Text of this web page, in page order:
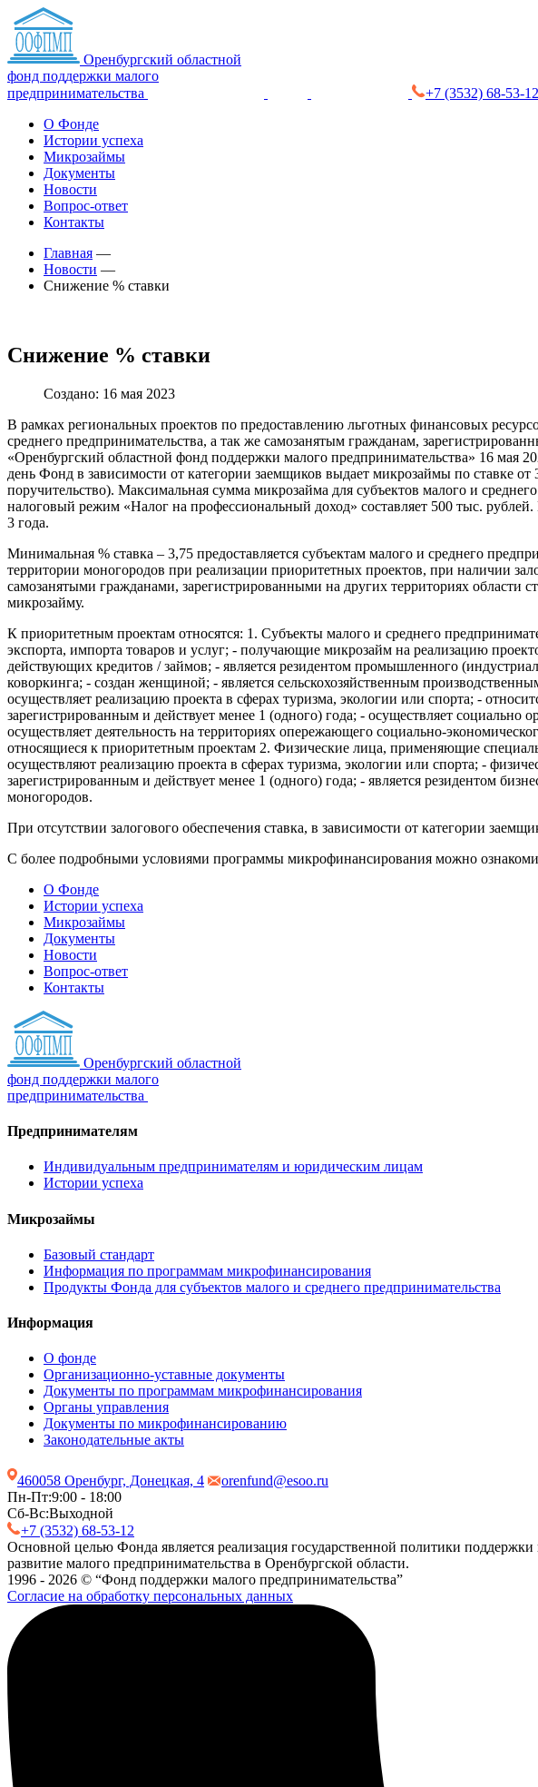
Оренбургский областной
фонд поддержки малого
предпринимательства
+7 (3532) 68-53-12
О Фонде
Истории успеха
Микрозаймы
Документы
Новости
Вопрос-ответ
Контакты
Главная —
Новости —
Снижение % ставки
Снижение % ставки
Создано: 16 мая 2023
В рамках региональных проектов по предоставлению льготных финансовых
среднего предпринимательства, а так же самозанятым гражданам,
«Оренбургский областной фонд поддержки малого предпринимательства» 16 мая
день Фонд в зависимости от категории заемщиков выдает микрозаймы по ставке
поручительство). Максимальная сумма микрозайма для субъектов малого и
налоговый режим «Налог на профессиональный доход» составляет 500 тыс.
3 года.
Минимальная % ставка – 3,75 предоставляется субъектам малого и среднего
территории моногородов при реализации приоритетных проектов, при наличии
самозанятыми гражданами, зарегистрированными на других территориях области
микрозайму.
К приоритетным проектам относятся: 1. Субъекты малого и среднего
экспорта, импорта товаров и услуг; - получающие микрозайм на реализацию
действующих кредитов / займов; - является резидентом промышленного
коворкинга; - создан женщиной; - является сельскохозяйственным
осуществляет реализацию проекта в сферах туризма, экологии или спорта; -
зарегистрированным и действует менее 1 (одного) года; - осуществляет
осуществляет деятельность на территориях опережающего социально-
относящиеся к приоритетным проектам 2. Физические лица, применяющие
осуществляют реализацию проекта в сферах туризма, экологии или спорта; -
зарегистрированным и действует менее 1 (одного) года; - является резидентом
моногородов.
При отсутствии залогового обеспечения ставка, в зависимости от категории
С более подробными условиями программы микрофинансирования можно
О Фонде
Истории успеха
Микрозаймы
Документы
Новости
Вопрос-ответ
Контакты
Оренбургский областной
фонд поддержки малого
предпринимательства
Предпринимателям
Индивидуальным предпринимателям и юридическим лицам
Истории успеха
Микрозаймы
Базовый стандарт
Информация по программам микрофинансирования
Продукты Фонда для субъектов малого и среднего предпринимательства
Информация
О фонде
Организационно-уставные документы
Документы по программам микрофинансирования
Органы управления
Документы по микрофинансированию
Законодательные акты
460058 Оренбург, Донецкая, 4
orenfund@esoo.ru
Пн-Пт:9:00 - 18:00
Сб-Вс:Выходной
+7 (3532) 68-53-12
Основной целью Фонда является реализация государственной политики
развитие малого предпринимательства в Оренбургской области.
1996 - 2026 © “Фонд поддержки малого предпринимательства”
Согласие на обработку персональных данных